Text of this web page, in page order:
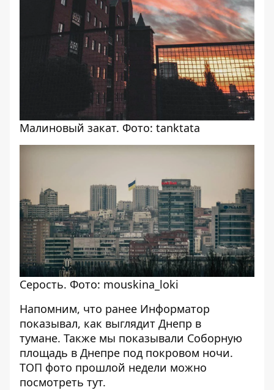
Малиновый закат. Фото: tanktata
Серость. Фото: mouskina_loki
Напомним, что ранее Информатор
показывал, как выглядит Днепр в
тумане. Также мы показывали Соборную
площадь в Днепре под покровом ночи.
ТОП фото прошлой недели можно
посмотреть тут.